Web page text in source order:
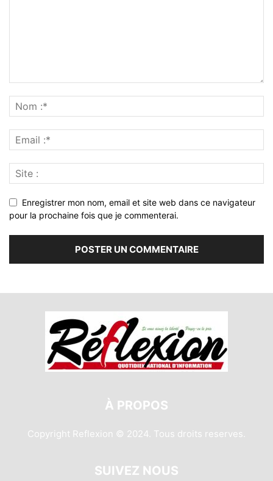
Enregistrer mon nom, email et site web dans ce navigateur
pour la prochaine fois que je commenterai.
À PROPOS
Copyright Reflexion © 2024. Tous droits reserves.
SUIVEZ NOUS